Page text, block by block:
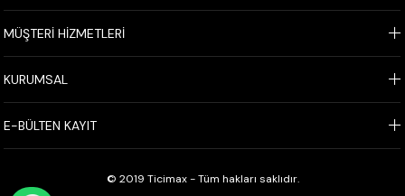
MÜŞTERİ HİZMETLERİ
KURUMSAL
E-BÜLTEN KAYIT
© 2019 Ticimax - Tüm hakları saklıdır.